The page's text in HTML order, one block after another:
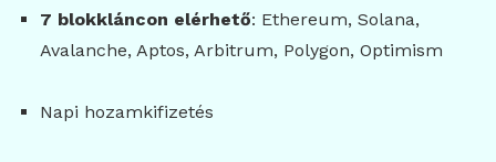
7 blokkláncon elérhető: Ethereum, Solana,
Avalanche, Aptos, Arbitrum, Polygon, Optimism
Napi hozamkifizetés